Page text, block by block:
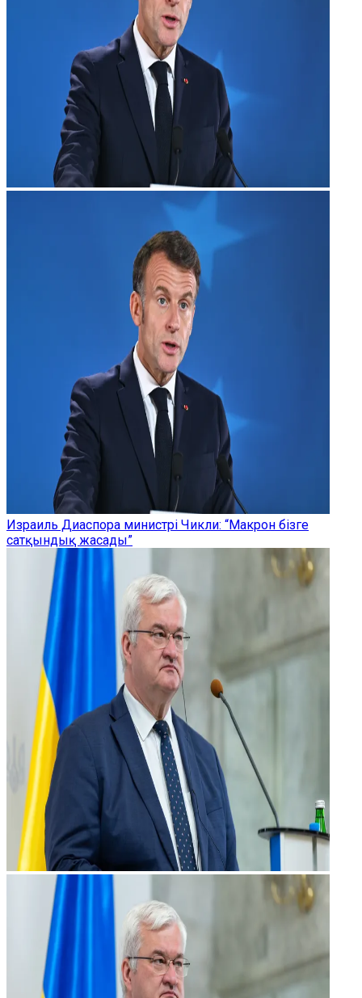
Израиль Диаспора министрі Чикли: “Макрон бізге
сатқындық жасады”